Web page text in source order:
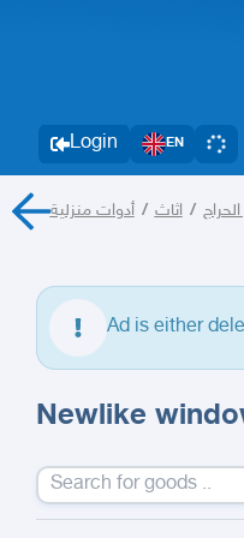
Login EN
/ اثاث / أدوات منزلية
Ad is either
Newlike